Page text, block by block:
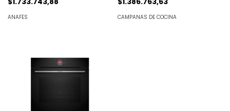
ANAFES CAMPANAS DE COCINA